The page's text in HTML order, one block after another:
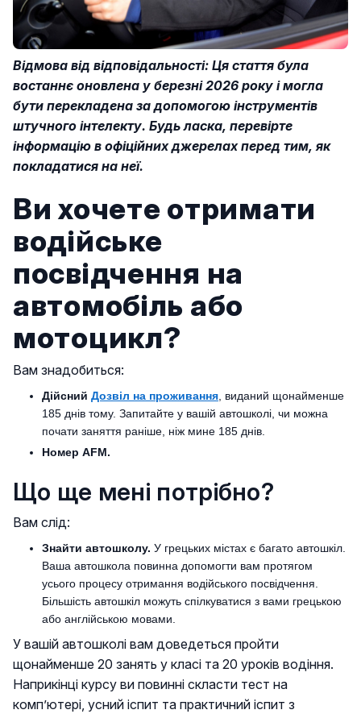
Відмова від відповідальності: Ця стаття була
востаннє оновлена у березні 2026 року і могла
бути перекладена за допомогою інструментів
штучного інтелекту. Будь ласка, перевірте
інформацію в офіційних джерелах перед тим, як
покладатися на неї.
Ви хочете отримати
водійське
посвідчення на
автомобіль або
мотоцикл?
Вам знадобиться:
Дійсний Дозвіл на проживання , виданий щонайменше
185 днів тому. Запитайте у вашій автошколі, чи можна
почати заняття раніше, ніж мине 185 днів.
Номер AFM.
Що ще мені потрібно?
Вам слід:
Знайти автошколу. У грецьких містах є багато автошкіл.
Ваша автошкола повинна допомогти вам протягом
усього процесу отримання водійського посвідчення.
Більшість автошкіл можуть спілкуватися з вами грецькою
або англійською мовами.
У вашій автошколі вам доведеться пройти
щонайменше 20 занять у класі та 20 уроків водіння.
Наприкінці курсу ви повинні скласти тест на
комп’ютері, усний іспит та практичний іспит з